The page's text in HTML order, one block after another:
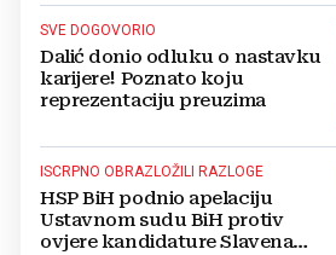
SVE DOGOVORIO
Dalić donio odluku o nastavku
karijere! Poznato koju
reprezentaciju preuzima
ISCRPNO OBRAZLOŽILI RAZLOGE
HSP BiH podnio apelaciju
Ustavnom sudu BiH protiv
ovjere kandidature Slavena